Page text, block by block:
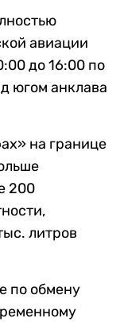
авиации
до 16:00 по
югом анклава
на границе
200
литров
по обмену